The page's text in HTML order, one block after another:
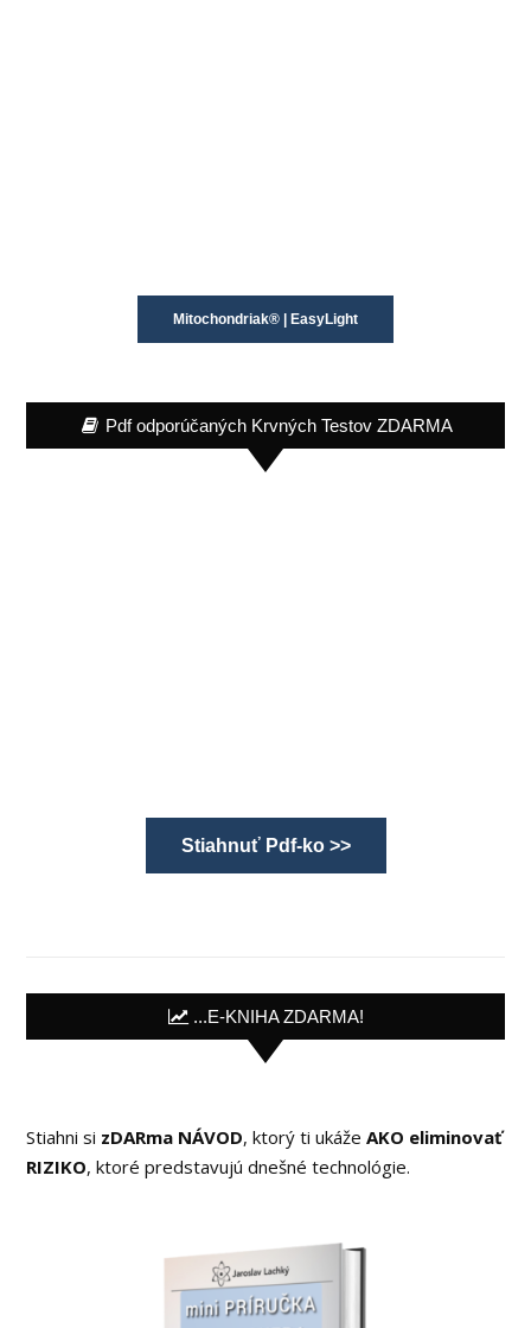
Mitochondriak® | EasyLight
Pdf odporúčaných Krvných Testov ZDARMA
Stiahnuť Pdf-ko >>
...E-KNIHA ZDARMA!
Stiahni si zDARma NÁVOD, ktorý ti ukážeAKO eliminovať
RIZIKO, ktoré predstavujú dnešné technológie.